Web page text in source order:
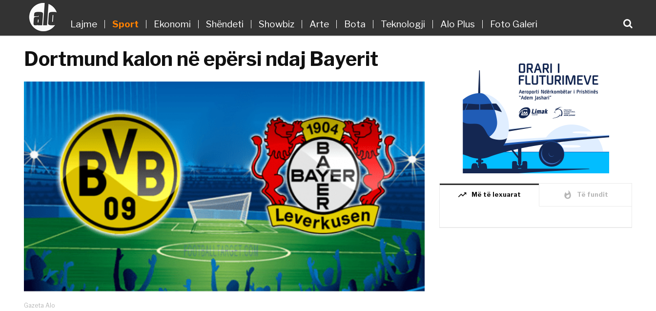
Lajme Sport Ekonomi Shëndeti Showbiz Arte Bota Teknologji Alo Plus Foto Galeri
Dortmund kalon në epërsi ndaj Bayerit
Gazeta Alo
trending_up Më të lexuarat whatshot Të fundit